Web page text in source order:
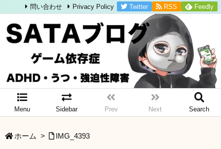
Menu Sidebar Prev Next Search
問い合わせ Privacy Policy Twitter RSS Feedly
ホーム > IMG_4393